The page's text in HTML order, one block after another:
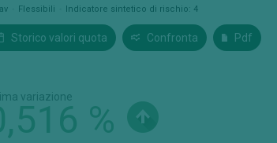
Flessibili Indicatore sintetico di rischio: 4
Storico valori quota Confronta Pdf
variazione
%